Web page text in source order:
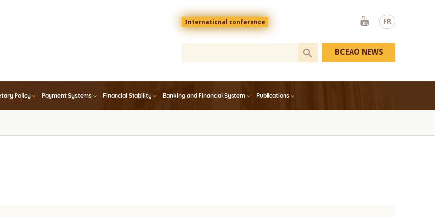
FR
Menu
top
En
International conference
Youtube
Policy Payment Systems Financial Stability Banking and Financial System Publications
BCEAO NEWS